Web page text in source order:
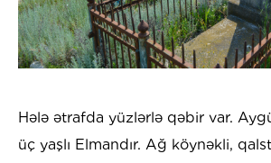
Hələ ətrafda yüzlərlə qəbir var.
üç yaşlı Elmandır. Ağ köynəkli,